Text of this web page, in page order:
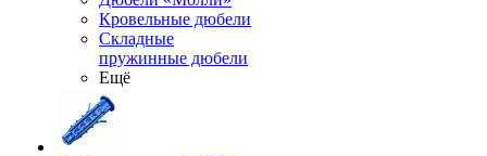
Кровельные дюбели
Складные
пружинные дюбели
Ещё